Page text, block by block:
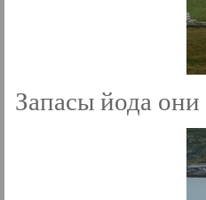
Запасы йода